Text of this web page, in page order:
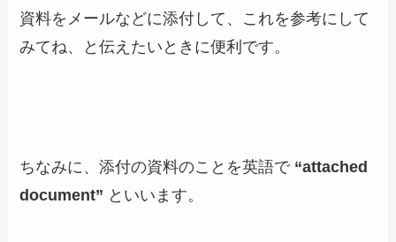
資料をメールなどに添付して、これを参考にして
みてね、と伝えたいときに便利です。
ちなみに、添付の資料のことを英語で “attached
document” といいます。